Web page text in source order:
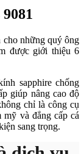
cho những quý ông
được giới thiệu 6
sapphire chống
giúp nâng cao độ
chỉ là công cụ
và đẳng cấp cá
sang trọng.